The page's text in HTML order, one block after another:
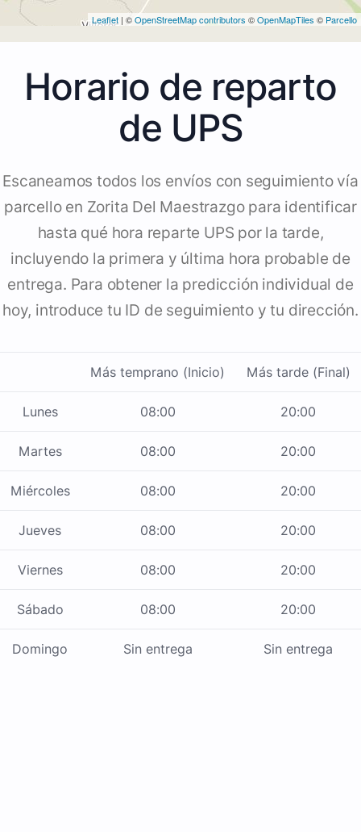
Leaflet | ©OpenStreetMap contributors ©OpenMapTiles © Parcello
Horario de reparto
de UPS
Escaneamos todos los envíos con seguimiento vía
parcello en Zorita Del Maestrazgo para identificar
hasta qué hora reparte UPS por la tarde,
incluyendo la primera y última hora probable de
entrega. Para obtener la predicción individual de
hoy, introduce tu ID de seguimiento y tu dirección.
Más temprano (Inicio) Más tarde (Final)
Lunes 08:00 20:00
Martes 08:00 20:00
Miércoles 08:00 20:00
Jueves 08:00 20:00
Viernes 08:00 20:00
Sábado 08:00 20:00
Domingo Sin entrega Sin entrega